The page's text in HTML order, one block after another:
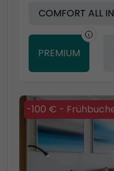
COMFORT ALL IN
PREMIUM
-100 € -